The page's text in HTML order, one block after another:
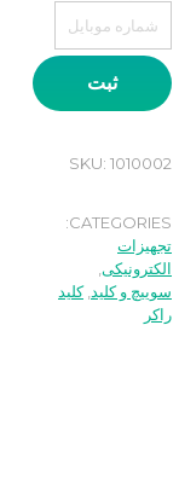
ثبت
SKU: 1010002
CATEGORIES:
تجهیزات
الکترونیکی,
سوییچ و کلید,کلید
راکر